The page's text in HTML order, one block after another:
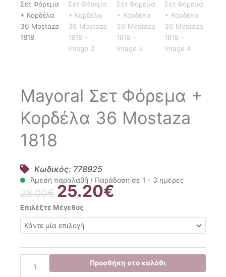
Mayoral Σετ Φόρεμα +
Κορδέλα 36 Mostaza
1818
Κωδικός: 778925
Άμεση παραλαβή / Παράδοση σε 1 - 3 ημέρες
28.00€ Original
price
was:
28.00€.
25.20€
25.20€.
Επιλέξτε Μέγεθος
Mayoral
Σετ
Φόρεμα
Κορδέλα
Mostaza
Προσθήκη στο καλάθι